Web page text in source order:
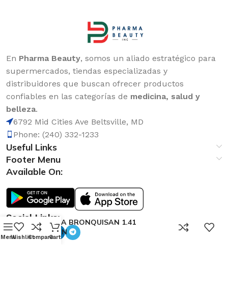
En Pharma Beauty, somos un aliado estratégico para
supermercados, tiendas especializadas y
distribuidores que buscan ofrecer productos
confiables en las categorías de medicina, salud y
belleza.
6792 Mid Cities Ave Beltsville, MD
Phone: (240) 332-1233
Useful Links
Footer Menu
Available On:
Social Links:HIERBA BRONQUISAN 1.41
HANAN
MenuWishlistCompare
0
Cart